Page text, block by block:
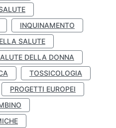
INQUINAMENTO
SALUTE
DELLA DONNA
TOSSICOLOGIA
PROGETTI EUROPEI